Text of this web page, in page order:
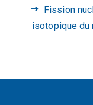
Fission
isotopique du